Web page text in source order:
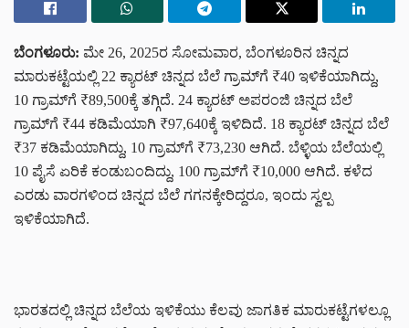
ಬೆಂಗಳೂರು: ಮೇ 26, 2025ರ ಸೋಮವಾರ, ಬೆಂಗಳೂರಿನ ಚಿನ್ನದ
ಮಾರುಕಟ್ಟೆಯಲ್ಲಿ 22 ಕ್ಯಾರಟ್ ಚಿನ್ನದ ಬೆಲೆ ಗ್ರಾಮ್‌ಗೆ ₹40 ಇಳಿಕೆಯಾಗಿದ್ದು,
10 ಗ್ರಾಮ್‌ಗೆ ₹89,500ಕ್ಕೆ ತಗ್ಗಿದೆ. 24 ಕ್ಯಾರಟ್ ಅಪರಂಜಿ ಚಿನ್ನದ ಬೆಲೆ
ಗ್ರಾಮ್‌ಗೆ ₹44 ಕಡಿಮೆಯಾಗಿ ₹97,640ಕ್ಕೆ ಇಳಿದಿದೆ. 18 ಕ್ಯಾರಟ್ ಚಿನ್ನದ ಬೆಲೆ
₹37 ಕಡಿಮೆಯಾಗಿದ್ದು, 10 ಗ್ರಾಮ್‌ಗೆ ₹73,230 ಆಗಿದೆ. ಬೆಳ್ಳಿಯ ಬೆಲೆಯಲ್ಲಿ
10 ಪೈಸೆ ಏರಿಕೆ ಕಂಡುಬಂದಿದ್ದು, 100 ಗ್ರಾಮ್‌ಗೆ ₹10,000 ಆಗಿದೆ. ಕಳೆದ
ಎರಡು ವಾರಗಳಿಂದ ಚಿನ್ನದ ಬೆಲೆ ಗಗನಕ್ಕೇರಿದ್ದರೂ, ಇಂದು ಸ್ವಲ್ಪ
ಇಳಿಕೆಯಾಗಿದೆ.
ಭಾರತದಲ್ಲಿ ಚಿನ್ನದ ಬೆಲೆಯ ಇಳಿಕೆಯು ಕೆಲವು ಜಾಗತಿಕ ಮಾರುಕಟ್ಟೆಗಳಲ್ಲೂ